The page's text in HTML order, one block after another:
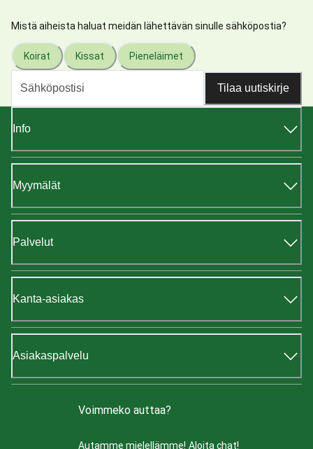
Mistä aiheista haluat meidän lähettävän sinulle sähköpostia?
Koirat Kissat Pieneläimet
Tilaa uutiskirje
Info
Myymälät
Palvelut
Kanta-asiakas
Asiakaspalvelu
Voimmeko auttaa?
Autamme mielellämme! Aloita chat!